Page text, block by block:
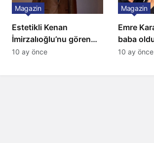
Estetikli Kenan
İmirzalıoğlu’nu gören
tanıyamıyor: Son hali
Magazin
10 ay önce
Emre
baba
Magazin
10 ay önce